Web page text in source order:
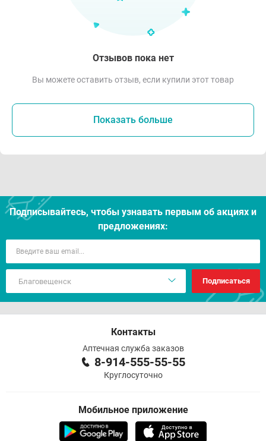
Отзывов пока нет
Вы можете оставить отзыв, если купили этот товар
Показать больше
Подписывайтесь, чтобы узнавать первым об акцияx и
предложениях:
Подписаться
Контакты
Аптечная служба заказов
8-914-555-55-55
Круглосуточно
Мобильное приложение